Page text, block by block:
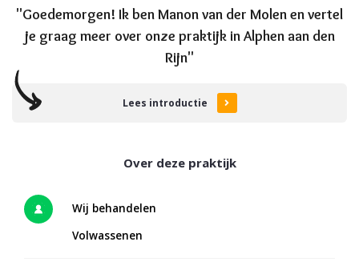
"Goedemorgen! Ik ben Manon van der Molen en vertel
je graag meer over onze praktijk in Alphen aan den
Rijn"
Lees introductie
Wij behandelen
Volwassenen